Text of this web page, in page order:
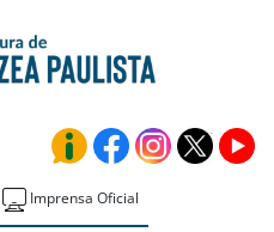
Prefeitura de
Imprensa Oficial